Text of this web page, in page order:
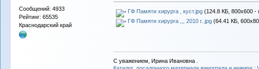
Сообщений: 4933
Рейтинг: 65535
Краснодарский край
ГФ Памяти хирурга , куст.jpg(124.8 КБ, 800x600 -
ГФ Памяти хирурга ,,, 2010 г..jpg(64.41 КБ,
С уважением, Ирина Ивановна .